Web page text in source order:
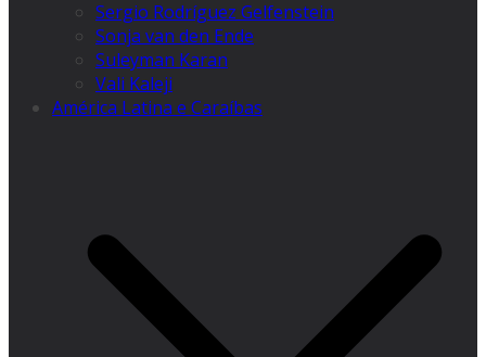
Sergio Rodríguez Gelfenstein
Sonja van den Ende
Suleyman Karan
Vali Kaleji
América Latina e Caraíbas